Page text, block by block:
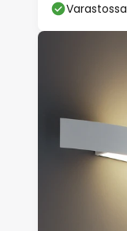
Varastossa